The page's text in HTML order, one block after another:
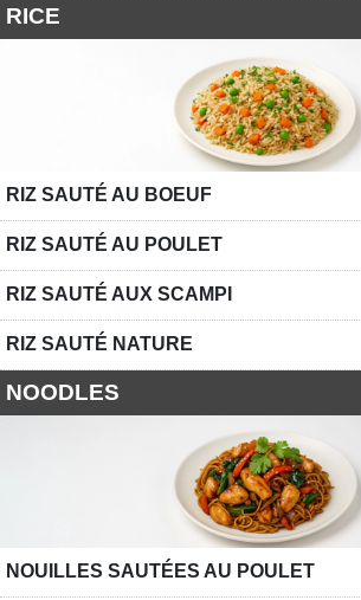
RICE
RIZ SAUTÉ AU BOEUF
RIZ SAUTÉ AU POULET
RIZ SAUTÉ AUX SCAMPI
RIZ SAUTÉ NATURE
NOODLES
NOUILLES SAUTÉES AU POULET